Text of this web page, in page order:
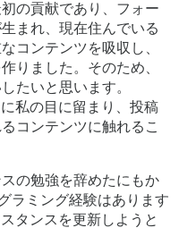
の貢献であり、フォー
まれ、現在住んでいる
コンテンツを吸収し、
りました。そのため、
たいと思います。
私の目に留まり、投稿
コンテンツに触れるこ
の勉強を辞めたにもか
ラミング経験はあります
タンスを更新しようと